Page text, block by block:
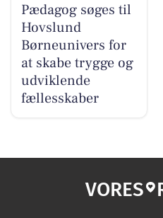
Pædagog søges til
Hovslund
Børneunivers for
at skabe trygge og
udviklende
fællesskaber
VORES